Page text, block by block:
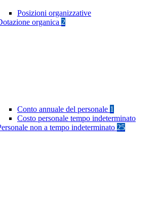
Posizioni organizzative
organica 2
Conto annuale del personale 1
Costo personale tempo indeterminato
non a tempo indeterminato 25